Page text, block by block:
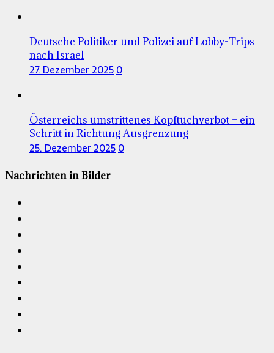
Deutsche Politiker und Polizei auf Lobby-Trips
nach Israel
27. Dezember 20250
Österreichs umstrittenes Kopftuchverbot – ein
Schritt in Richtung Ausgrenzung
25. Dezember 20250
Nachrichten in Bilder